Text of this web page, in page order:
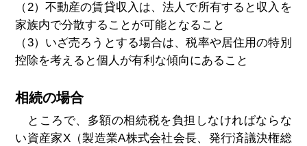
（2）不動産の賃貸収入は、法人で所有すると収入を
家族内で分散することが可能となること
（3）いざ売ろうとする場合は、税率や居住用の特別
控除を考えると個人が有利な傾向にあること
相続の場合
ところで、多額の相続税を負担しなければならな
い資産家X（製造業A株式会社会長、発行済議決権総